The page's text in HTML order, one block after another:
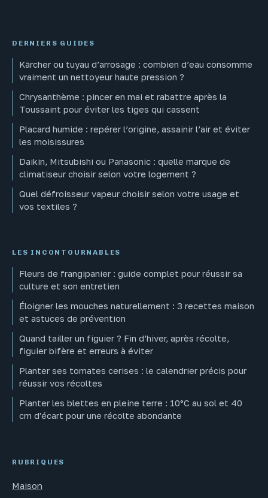
DERNIERS GUIDES
Kärcher ou tuyau d’arrosage : combien d’eau consomme
vraiment un nettoyeur haute pression ?
Chrysanthème : pincer en mai et rabattre après la
Toussaint pour éviter les tiges qui cassent
Placard humide : repérer l’origine, assainir l’air et éviter
les moisissures
Daikin, Mitsubishi ou Panasonic : quelle marque de
climatiseur choisir selon votre logement ?
Quel défroisseur vapeur choisir selon votre usage et
vos textiles ?
LES INCONTOURNABLES
Fleurs de frangipanier : guide complet pour réussir sa
culture et son entretien
Éloigner les mouches naturellement : 3 recettes maison
et astuces de prévention
Quand tailler un figuier ? Fin d’hiver, après récolte,
figuier bifère et erreurs à éviter
Planter ses tomates cerises : le calendrier précis pour
réussir vos récoltes
Planter les blettes en pleine terre : 10°C au sol et 40
cm d'écart pour une récolte abondante
RUBRIQUES
Maison